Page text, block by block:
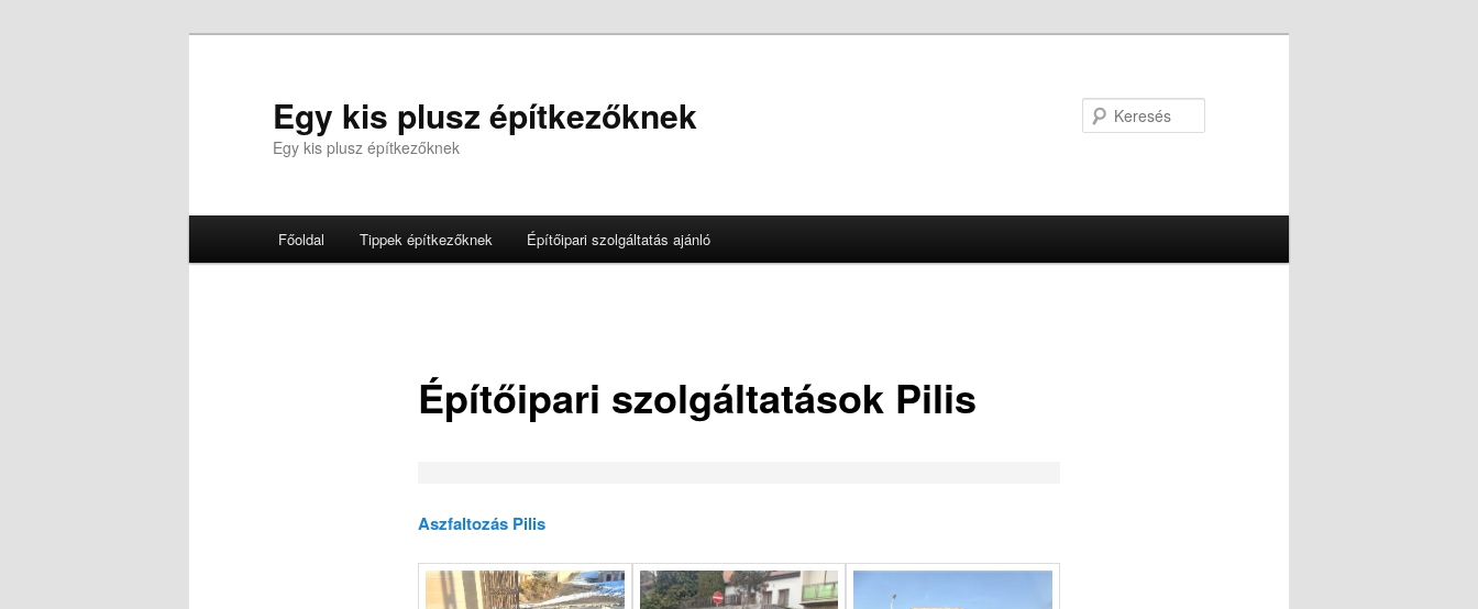
Egy kis plusz építkezőknek
Egy kis plusz építkezőknek
Főoldal Tippek építkezőknek Építőipari szolgáltatás ajánló
Építőipari szolgáltatások Pilis
Aszfaltozás Pilis